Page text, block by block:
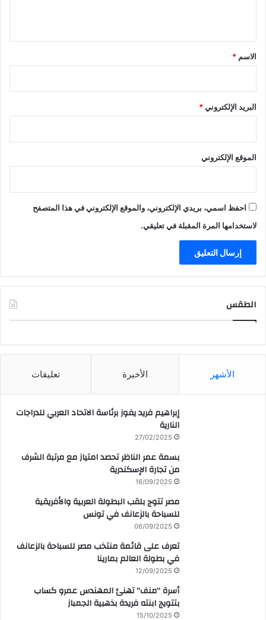
*
الاسم *
البريد الإلكتروني*
الموقع الإلكتروني
احفظ اسمي، بريدي الإلكتروني، والموقع الإلكتروني في هذا المتصفح
لاستخدامها المرة المقبلة في تعليقي.
الطقس
الأشهر الأخيرة تعليقات
إبراهيم فريد يفوز برئاسة الاتحاد العربي للدراجات
النارية
27/02/2025
بسمة عمر الناظر تحصد امتياز مع مرتبة الشرف
من تجارة الإسكندرية
16/09/2025
مصر تتوج بلقب البطولة العربية والأفريقية
للسباحة بالزعانف في تونس
06/09/2025
تعرف على قائمة منتخب مصر للسباحة بالزعانف
في بطولة العالم بمارينا
12/09/2025
أسرة “منف” تهنئ المهندس عمرو كساب
بتتويج ابنته فريدة بذهبية الجمباز
15/10/2025